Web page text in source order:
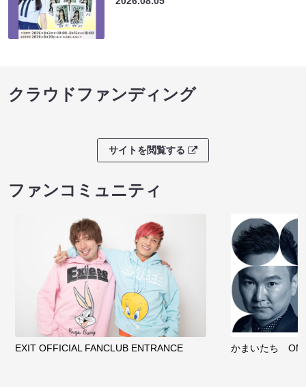
クラウドファンディング
サイトを閲覧する
ファンコミュニティ
EXIT OFFICIAL FANCLUB ENTRANCE かまいたち